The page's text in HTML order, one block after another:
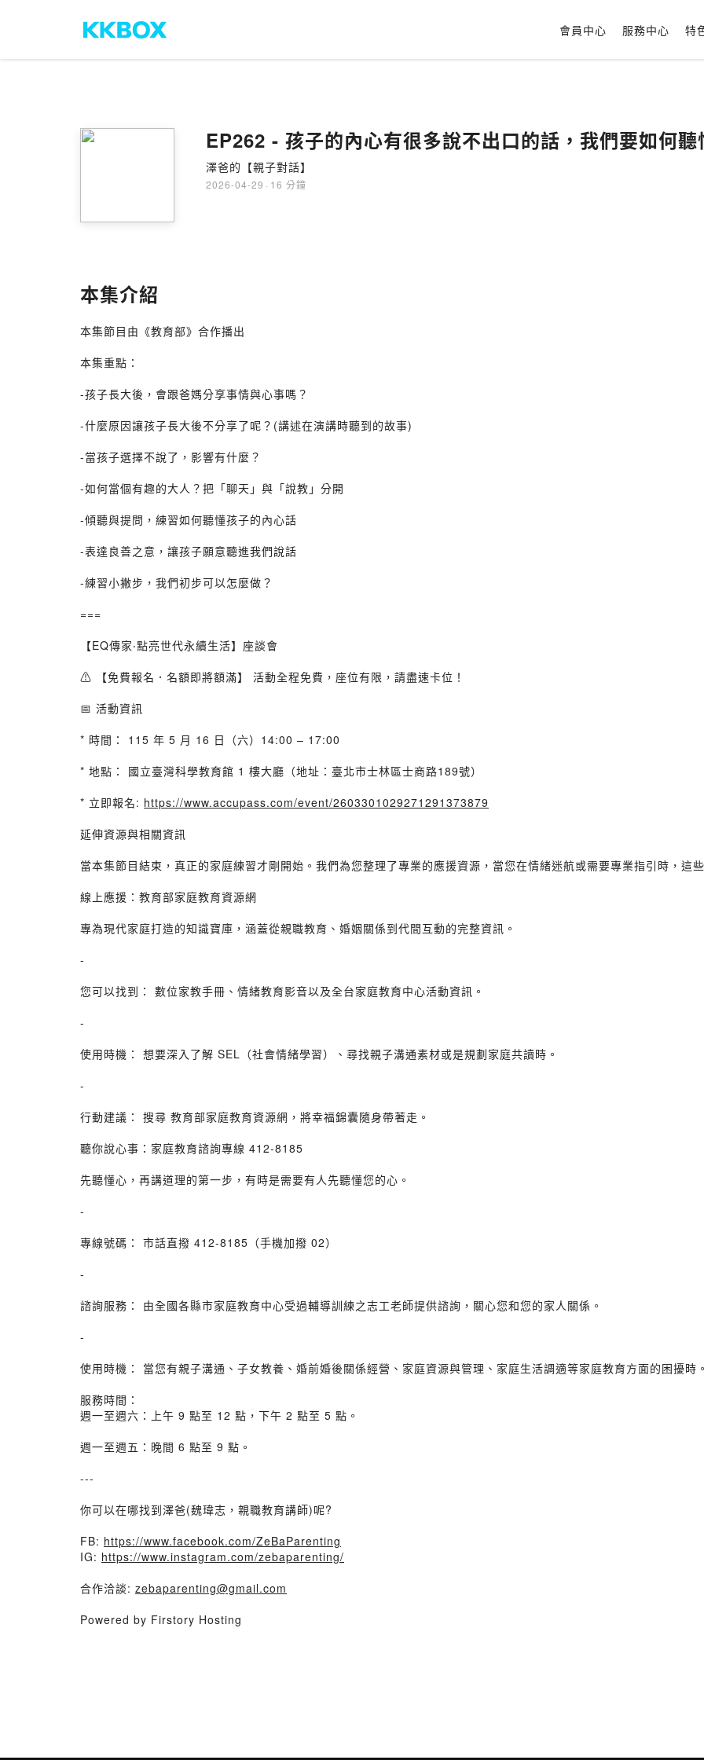
會員中心 服務中心 特
EP262 - 孩子的內心有很多說不出口的話，我們要如何聽
澤爸的【親子對話】
2026-04-29 · 16 分鐘
本集介紹
本集節目由《教育部》合作播出
本集重點：
-孩子長大後，會跟爸媽分享事情與心事嗎？
-什麼原因讓孩子長大後不分享了呢？(講述在演講時聽到的故事)
-當孩子選擇不說了，影響有什麼？
-如何當個有趣的大人？把「聊天」與「說教」分開
-傾聽與提問，練習如何聽懂孩子的內心話
-表達良善之意，讓孩子願意聽進我們說話
-練習小撇步，我們初步可以怎麼做？
===
【EQ傳家‧點亮世代永續生活】座談會
⚠️ 【免費報名．名額即將額滿】 活動全程免費，座位有限，請盡速卡位！
📅 活動資訊
* 時間： 115 年 5 月 16 日（六）14:00 – 17:00
* 地點： 國立臺灣科學教育館 1 樓大廳（地址：臺北市士林區士商路189號）
* 立即報名: https://www.accupass.com/event/2603301029271291373879
延伸資源與相關資訊
當本集節目結束，真正的家庭練習才剛開始。我們為您整理了專業的應援資源，當您在情緒迷航或需要專業指引時，這
線上應援：教育部家庭教育資源網
專為現代家庭打造的知識寶庫，涵蓋從親職教育、婚姻關係到代間互動的完整資訊。
-
您可以找到： 數位家教手冊、情緒教育影音以及全台家庭教育中心活動資訊。
-
使用時機： 想要深入了解 SEL（社會情緒學習）、尋找親子溝通素材或是規劃家庭共讀時。
-
行動建議： 搜尋 教育部家庭教育資源網，將幸福錦囊隨身帶著走。
聽你說心事：家庭教育諮詢專線 412-8185
先聽懂心，再講道理的第一步，有時是需要有人先聽懂您的心。
-
專線號碼： 市話直撥 412-8185（手機加撥 02）
-
諮詢服務： 由全國各縣市家庭教育中心受過輔導訓練之志工老師提供諮詢，關心您和您的家人關係。
-
使用時機： 當您有親子溝通、子女教養、婚前婚後關係經營、家庭資源與管理、家庭生活調適等家庭教育方面的困擾時。
服務時間：
週一至週六：上午 9 點至 12 點，下午 2 點至 5 點。
週一至週五：晚間 6 點至 9 點。
---
你可以在哪找到澤爸(魏瑋志，親職教育講師)呢?
FB: https://www.facebook.com/ZeBaParenting
IG: https://www.instagram.com/zebaparenting/
合作洽談: zebaparenting@gmail.com
Powered by Firstory Hosting